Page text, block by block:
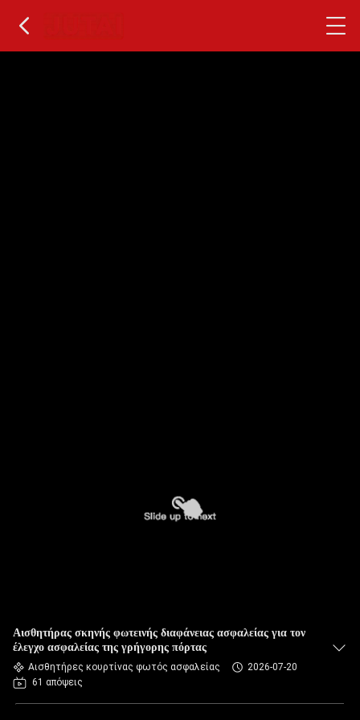
Αισθητήρας σκηνής φωτεινής διαφάνειας ασφαλείας για τον
έλεγχο ασφαλείας της γρήγορης πόρτας
Αισθητήρες κουρτίνας φωτός ασφαλείας
2026-07-20
61 απόψεις